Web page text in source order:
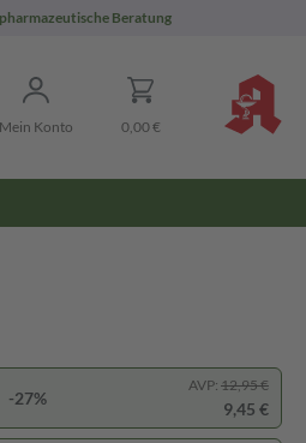
pharmazeutische Beratung
Mein Konto 0,00 €
-27%
AVP: 12,95 €
9,45 €